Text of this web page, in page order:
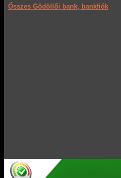
Összes Gödöllői bank, bankfiók